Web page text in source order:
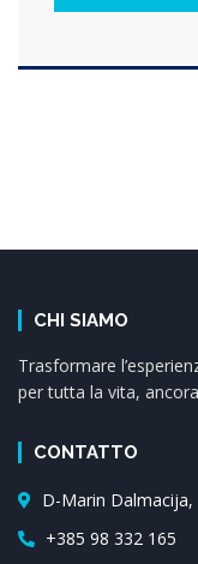
CHI SIAMO
Trasformare
per tutta la vita,
CONTATTO
D-Marin Dalmacija,
+385 98 332 165